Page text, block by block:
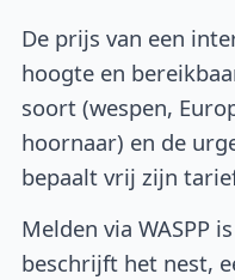
De prijs van een
hoogte en
soort (wespen,
hoornaar) en de
bepaalt vrij zijn
Melden via WASPP
beschrijft het nest,